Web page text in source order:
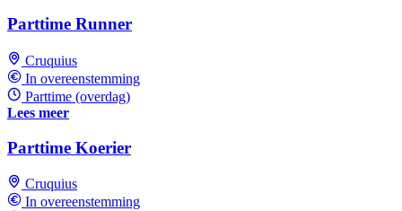
Parttime Runner
Cruquius
In overeenstemming
Parttime (overdag)
Lees meer
Parttime Koerier
Cruquius
In overeenstemming